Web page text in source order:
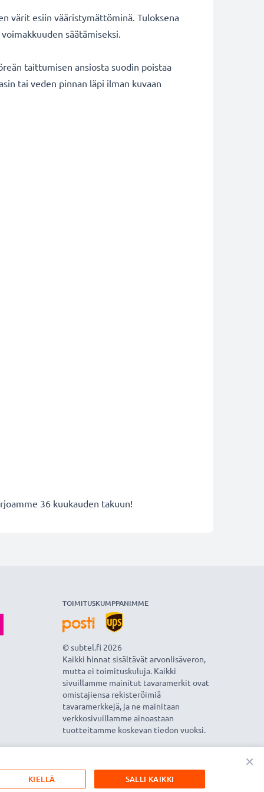
värit esiin vääristymättöminä. Tuloksena
säätämiseksi.
taittumisen ansiosta suodin poistaa
tai veden pinnan läpi ilman kuvaan
36 kuukauden takuun!
TOIMITUSKUMPPANIMME
© subtel.fi 2026
Kaikki hinnat sisältävät arvonlisäveron,
mutta ei toimituskuluja. Kaikki
sivuillamme mainitut tavaramerkit ovat
omistajiensa rekisteröimiä
tavaramerkkejä, ja ne mainitaan
verkkosivuillamme ainoastaan
tuotteitamme koskevan tiedon vuoksi.
×
SALLI KAIKKI
KIELLÄ